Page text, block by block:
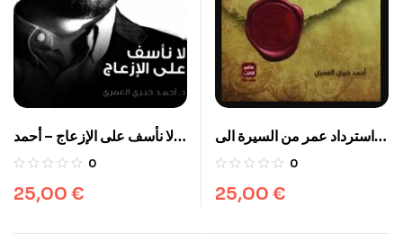
لا نأسف على الإزعاج – أحمد
خيري العمري0
25,00 €
استرداد عمر من السيرة الى
المسيرة
0
25,00 €